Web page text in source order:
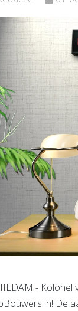
- Kolonel
in! De
de pagina